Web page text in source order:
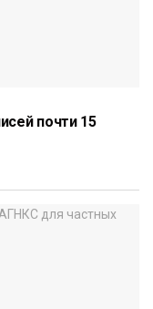
почти 15